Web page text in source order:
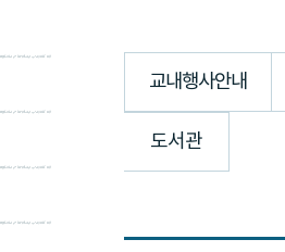
교내행사안내
도서관